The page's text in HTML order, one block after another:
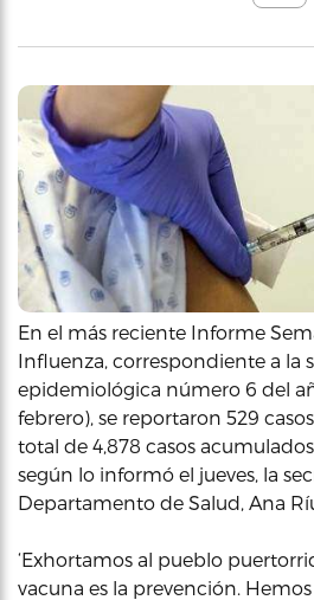
En el más reciente Informe
Influenza, correspondiente a la
epidemiológica número 6 del
febrero), se reportaron 529
total de 4,878 casos
según lo informó el jueves, la
Departamento de Salud, Ana
‘Exhortamos al pueblo
vacuna es la prevención.